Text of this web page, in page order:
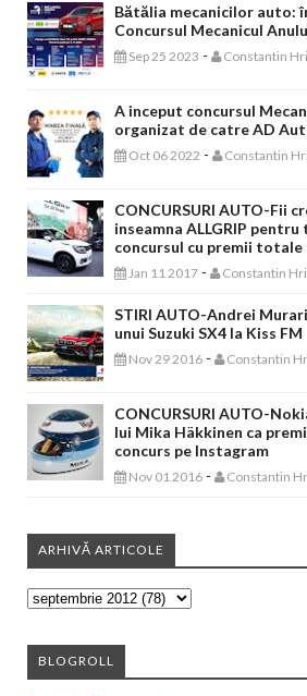
Bătălia mecanicilor auto:
Concursul Mecanicul
Sep 25 2023 - Constantin
A inceput concursul
organizat de catre AD
Oct 06 2022 - Constantin
CONCURSURI AUTO-Fii
inseamna ALLGRIP
concursul cu premii totale
Jan 11 2017 - Constantin
STIRI AUTO-Andrei
unui Suzuki SX4 la Kiss FM
Nov 29 2016 - Constantin
CONCURSURI AUTO-
lui Mika Häkkinen ca
concurs pe Instagram
Nov 01 2016 - Constantin
ARHIVĂ ARTICOLE
BLOGROLL